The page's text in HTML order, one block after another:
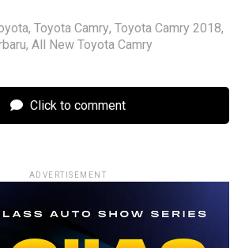
, Toyota Camry, Toyota Camry 2018,
, All New Toyota Camry
Click to comment
ADVERTISEMENT